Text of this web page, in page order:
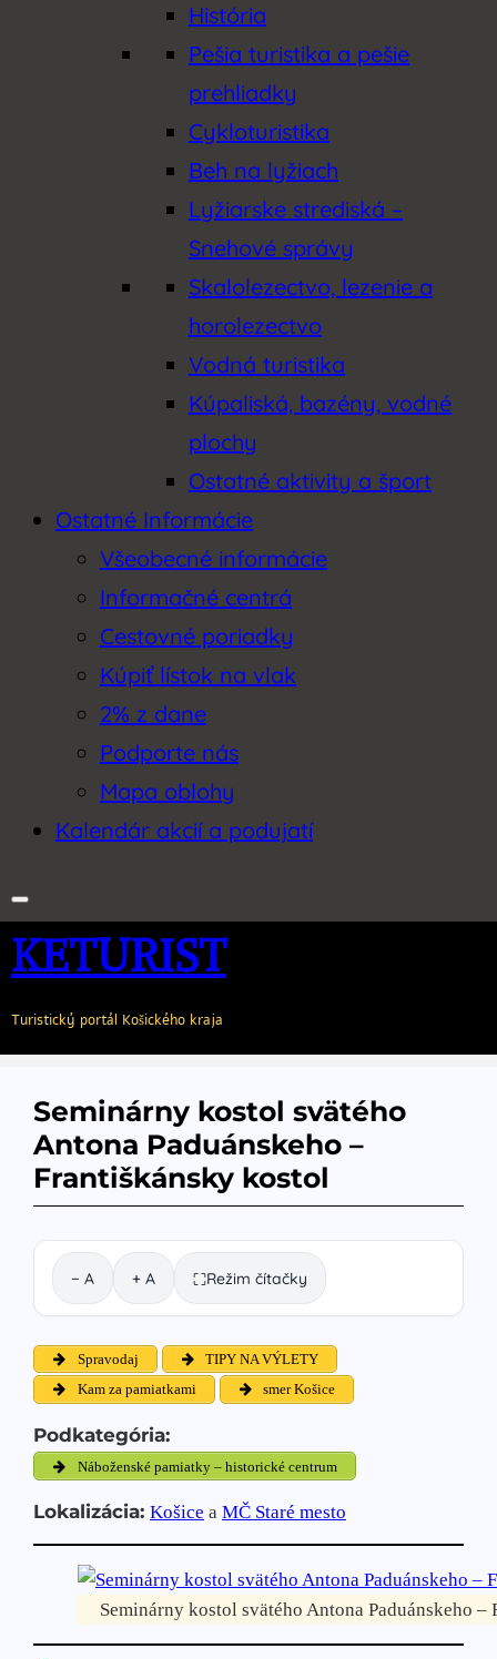
História
Pešia turistika a pešie
prehliadky
Cykloturistika
Beh na lyžiach
Lyžiarske strediská –
Snehové správy
Skalolezectvo, lezenie a
horolezectvo
Vodná turistika
Kúpaliská, bazény, vodné
plochy
Ostatné aktivity a šport
Ostatné Informácie
Všeobecné informácie
Informačné centrá
Cestovné poriadky
Kúpiť lístok na vlak
2% z dane
Podporte nás
Mapa oblohy
Kalendár akcií a podujatí
KETURIST
Turistický portál Košického kraja
Seminárny kostol svätého
Antona Paduánskeho –
Františkánsky kostol
− A + A ⛶Režim čítačky
Spravodaj
TIPY NA VÝLETY
Kam za pamiatkami
smer Košice
Podkategória:
Náboženské pamiatky – historické centrum
Lokalizácia: Košice a MČ Staré mesto
Seminárny kostol svätého Antona Paduánskeho